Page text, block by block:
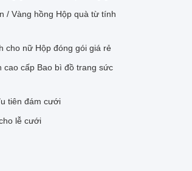
/ Vàng hồng Hộp quà từ tính
cho nữ Hộp đóng gói giá rẻ
cao cấp Bao bì đồ trang sức
tiên đám cưới
lễ cưới